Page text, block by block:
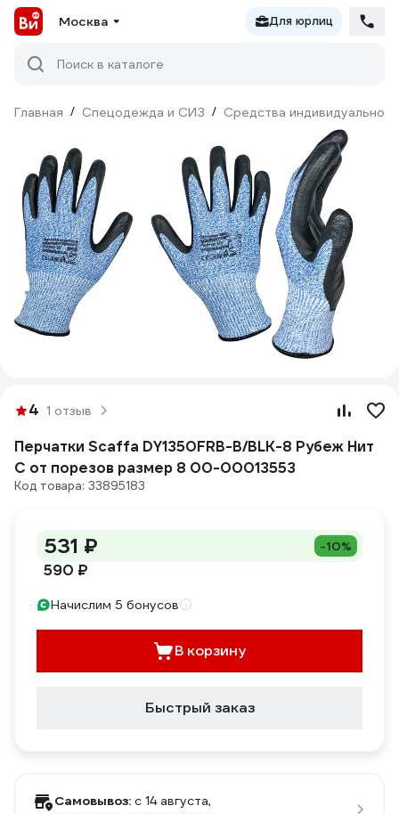
Москва Для юрлиц
Поиск в каталоге
Главная / Спецодежда и СИЗ / Средства индивидуальной
4 1 отзыв
Перчатки Scaffa DY1350FRB-B/BLK-8 Рубеж Нит
С от порезов размер 8 00-00013553
Код товара: 33895183
531 ₽ -10%
590 ₽
Начислим 5 бонусов
В корзину
Быстрый заказ
Самовывоз: c 14 августа,